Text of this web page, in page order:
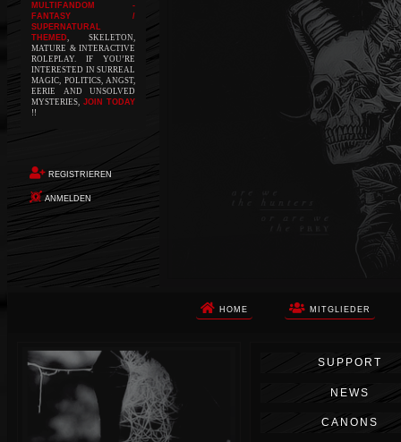
MULTIFANDOM -
FANTASY /
SUPERNATURAL
THEMED, SKELETON,
MATURE & INTERACTIVE
ROLEPLAY. IF YOU’RE
INTERESTED IN SURREAL
MAGIC, POLITICS, ANGST,
EERIE AND UNSOLVED
MYSTERIES, JOIN TODAY
!!
REGISTRIEREN
ANMELDEN
HOME MITGLIEDER
Die Apokalypse. Das ist das Wort,
das Ihnen in den Sinn kommt, als
Sie auf dem Boden aufwachen, Ihr
Körper schmerzt und Ihr Geist
wird von alptraumhaften
Erinnerungen überflutet. Vor
SUPPORT
NEWS
CANONS